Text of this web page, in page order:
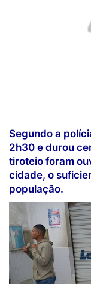
Segundo a
2h30 e durou
tiroteio foram
cidade, o
população.